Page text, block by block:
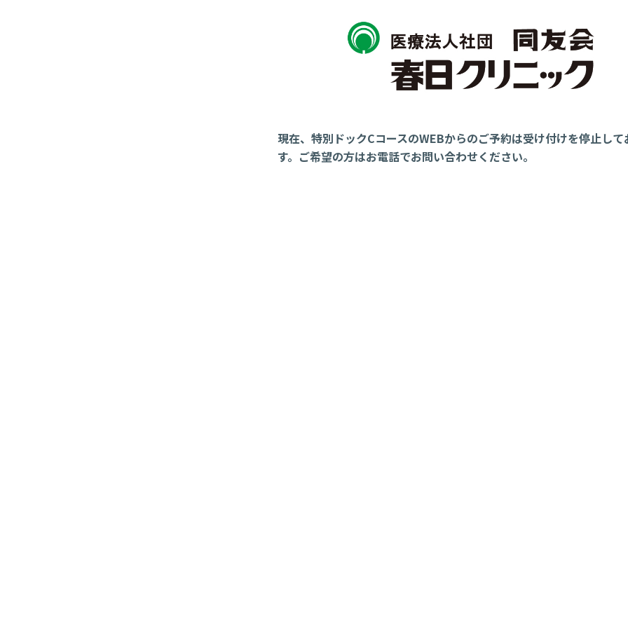
現在、特別ドックCコースのWEBからのご予約は受け付けを停止して
す。ご希望の方はお電話でお問い合わせください。